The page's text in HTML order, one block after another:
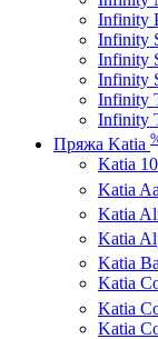
Infinity
Infinity
Infinity
Infinity
Infinity
Infinity
Пряжа Katia
Katia
Katia
Katia
Katia
Katia
Katia
Katia
Katia